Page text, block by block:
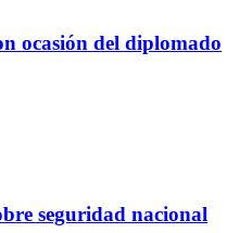
ocasión del diplomado
seguridad nacional